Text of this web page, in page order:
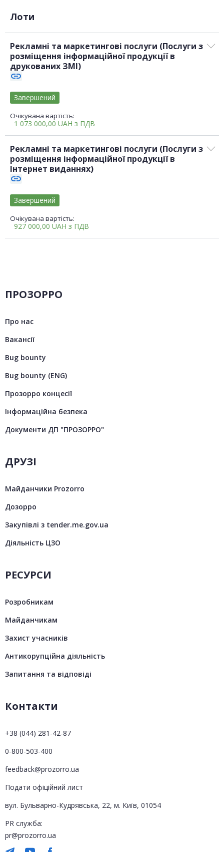
Лоти
Рекламні та маркетингові послуги (Послуги з
розміщення інформаційної продукції в
друкованих ЗМІ)
link
Очікувана вартість:
1 073 000,00 UAH з ПДВ
Завершений
Рекламні та маркетингові послуги (Послуги з
розміщення інформаційної продукції в
Інтернет виданнях)
link
Очікувана вартість:
927 000,00 UAH з ПДВ
Завершений
ПРОЗОРРО
Про нас
Вакансії
Bug bounty
Bug bounty (ENG)
Прозорро концесії
Інформаційна безпека
Документи ДП "ПРОЗОРРО"
ДРУЗІ
Майданчики Prozorro
Дозорро
Закупівлі з tender.me.gov.ua
Діяльність ЦЗО
РЕСУРСИ
Розробникам
Майданчикам
Захист учасників
Антикорупційна діяльність
Запитання та відповіді
Контакти
+38 (044) 281-42-87
0-800-503-400
feedback@prozorro.ua
Подати офіційний лист
вул. Бульварно-Кудрявська, 22, м. Київ, 01054
PR служба:
pr@prozorro.ua